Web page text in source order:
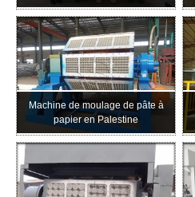
Machine de moulage de pâte à
papier en Palestine